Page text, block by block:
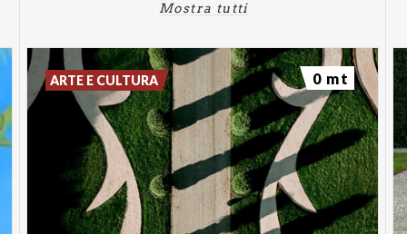
straordinarie eccellenze botaniche, raccontate da
VISITE SPECIALI AL
GIARDINO DURANTE LA
SETTIMANA:
Una passeggiata guidata in cui godere
Mostra tutti
ARTE E CULTURA 0 mt